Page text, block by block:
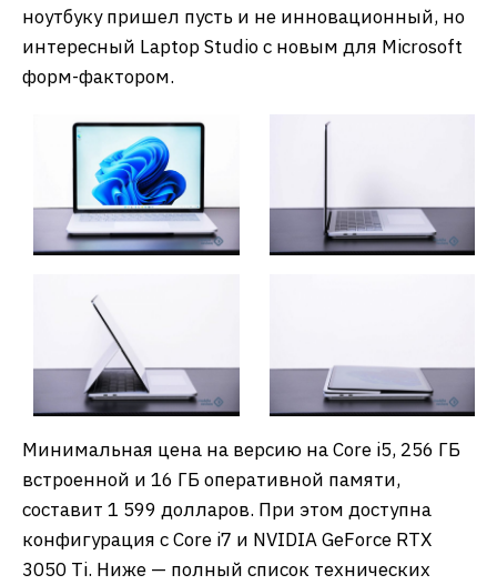
ноутбуку пришел пусть и не инновационный, но
интересный Laptop Studio с новым для Microsoft
форм-фактором.
Минимальная цена на версию на Core i5, 256 ГБ
встроенной и 16 ГБ оперативной памяти,
составит 1 599 долларов. При этом доступна
конфигурация с Core i7 и NVIDIA GeForce RTX
3050 Ti. Ниже — полный список технических